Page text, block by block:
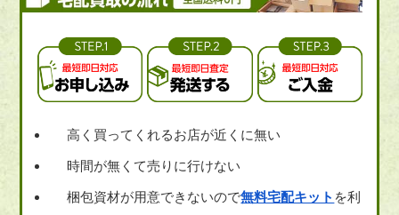
高く買ってくれるお店が近くに無い
時間が無くて売りに行けない
梱包資材が用意できないので無料宅配キット を利